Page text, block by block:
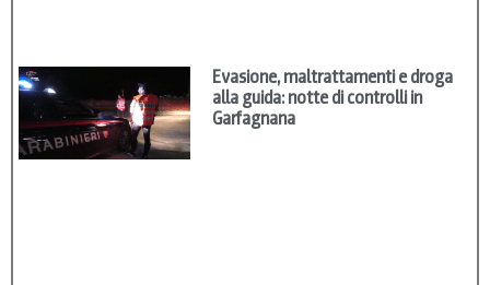
Evasione, maltrattamenti e droga
alla guida: notte di controlli in
Garfagnana